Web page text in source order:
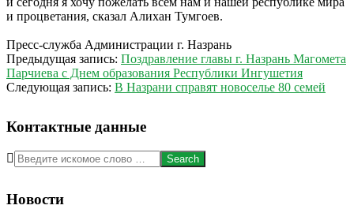
и процветания, сказал Алихан Тумгоев.
Пресс-служба Администрации г. Назрань
2015-
06-
04
Предыдущая запись: Поздравление главы г. Назрань Магомета
Парчиева с Днем образования Республики Ингушетия
Следующая запись: В Назрани справят новоселье 80 семей
Контактные данные
Search
Новости